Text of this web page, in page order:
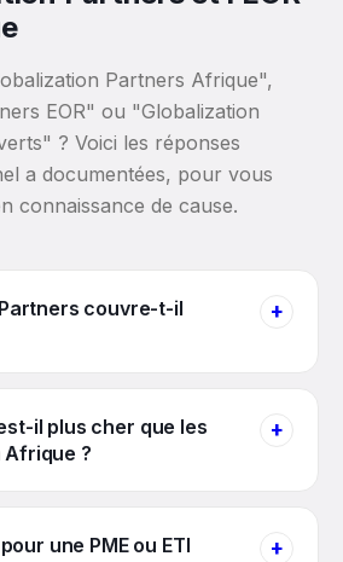
Partners Afrique",
EOR" ou "Globalization
? Voici les réponses
a documentées, pour vous
connaissance de cause.
couvre-t-il
+
il plus cher que les
Afrique ?
+
une PME ou ETI
+